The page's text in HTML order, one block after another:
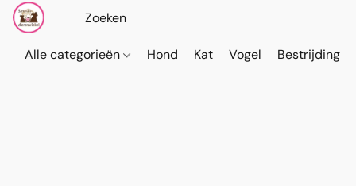
Alle categorieën Hond Kat Vogel Bestrijding